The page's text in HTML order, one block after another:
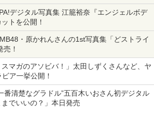
（オフコート）」に決定
デジタル写真集 江籠裕奈『エンジェルボデ
トを公開！
・原かれんさんの1st写真集「どストライ
！
スマガのアソビバ！」太田しずくさんなど、ヤ
ア一挙公開！
番清楚なグラドル”五百木いおさん初デジタル
でいいの？」本日発売